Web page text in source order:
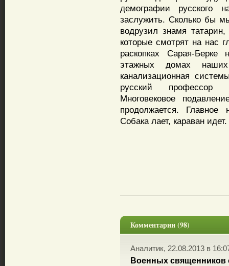
демографии русского
заслужить. Сколько бы
водрузил знамя
которые смотрят на нас
раскопках Сарая-
этажных домах
канализационная
русский профессор
Многовековое
продолжается. Главное
Собака лает, караван идет.
Комментарии (98)
Аналитик, 22.08.2013 в
Военных священников